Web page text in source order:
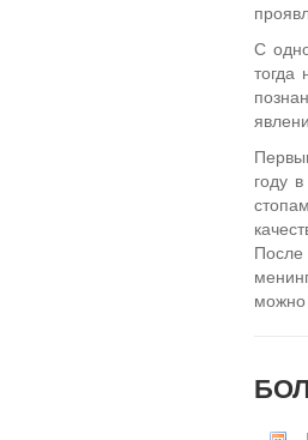
С
тогда
году
можно